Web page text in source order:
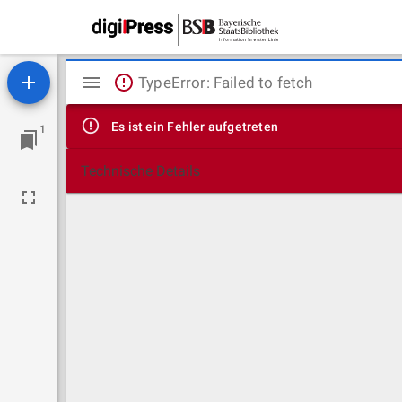
1
Mirador
Viewer
TypeError: Failed to fetch
Es ist ein Fehler aufgetreten
Technische Details